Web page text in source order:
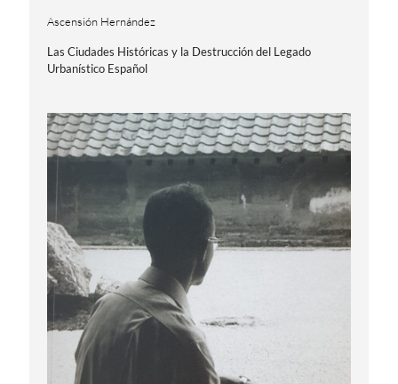
Ascensión Hernández
Las Ciudades Históricas y la Destrucción del Legado
Urbanístico Español